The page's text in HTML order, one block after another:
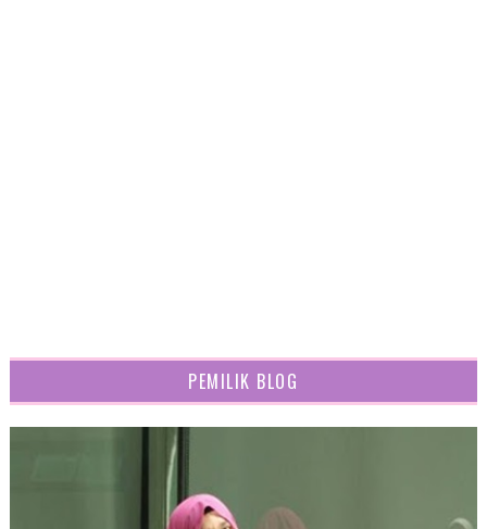
PEMILIK BLOG